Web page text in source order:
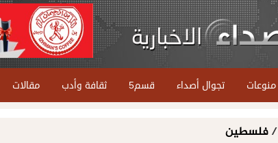
منوعات تجوال أصداء قسم5 ثقافة وأدب مقالات
/فلسطين